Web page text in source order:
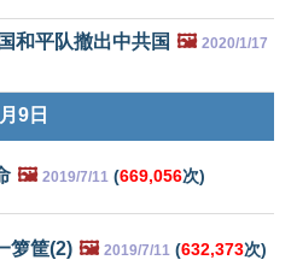
和平队撤出中共国 🖼️ 2020/1/17
9日
🖼️ 2019/7/11 (669,056次)
箩筐(2) 🖼️ 2019/7/11 (632,373次)